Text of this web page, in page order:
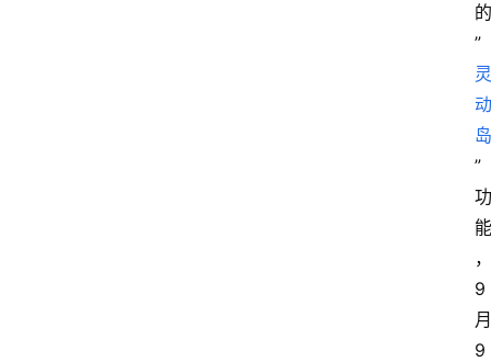
的
”
灵
动
岛
”
功
能
，
9
月
9